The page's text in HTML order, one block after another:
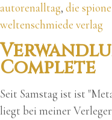
autorenalltag, die
weltenschmiede verlag
Complete
Seit Samstag ist ist
liegt bei meiner